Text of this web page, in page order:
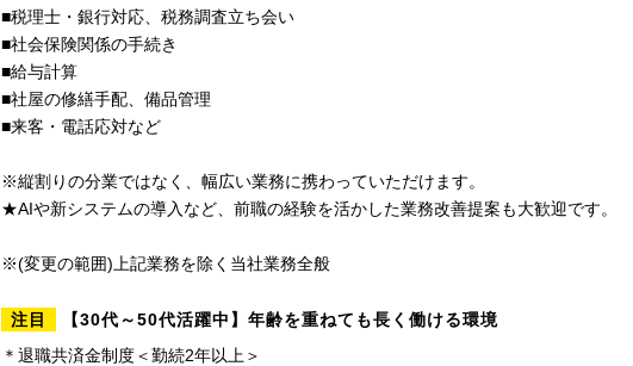
■税理士・銀行対応、税務調査立ち会い
■社会保険関係の手続き
■給与計算
■社屋の修繕手配、備品管理
■来客・電話応対など
※縦割りの分業ではなく、幅広い業務に携わっていただけます。
★AIや新システムの導入など、前職の経験を活かした業務改善提案も大歓迎です。
※(変更の範囲)上記業務を除く当社業務全般
注目
【30代～50代活躍中】年齢を重ねても長く働ける環境
＊退職共済金制度＜勤続2年以上＞